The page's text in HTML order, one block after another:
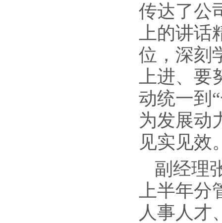
传达了公
上的讲
位，深刻
上进、
动统一到
为发展动
见实见效
副经理
上半年
人事人才